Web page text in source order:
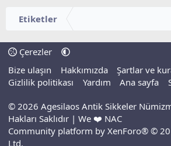
Etiketler
Çerezler
Bize ulaşın
Hakkımızda
Şartlar ve
Gizlilik politikası
Yardım Ana sayfa
© 2026 Agesilaos Antik Sikkeler
Hakları Saklıdır | We ❤️ NAC
Community platform by XenForo® ©
Ltd.